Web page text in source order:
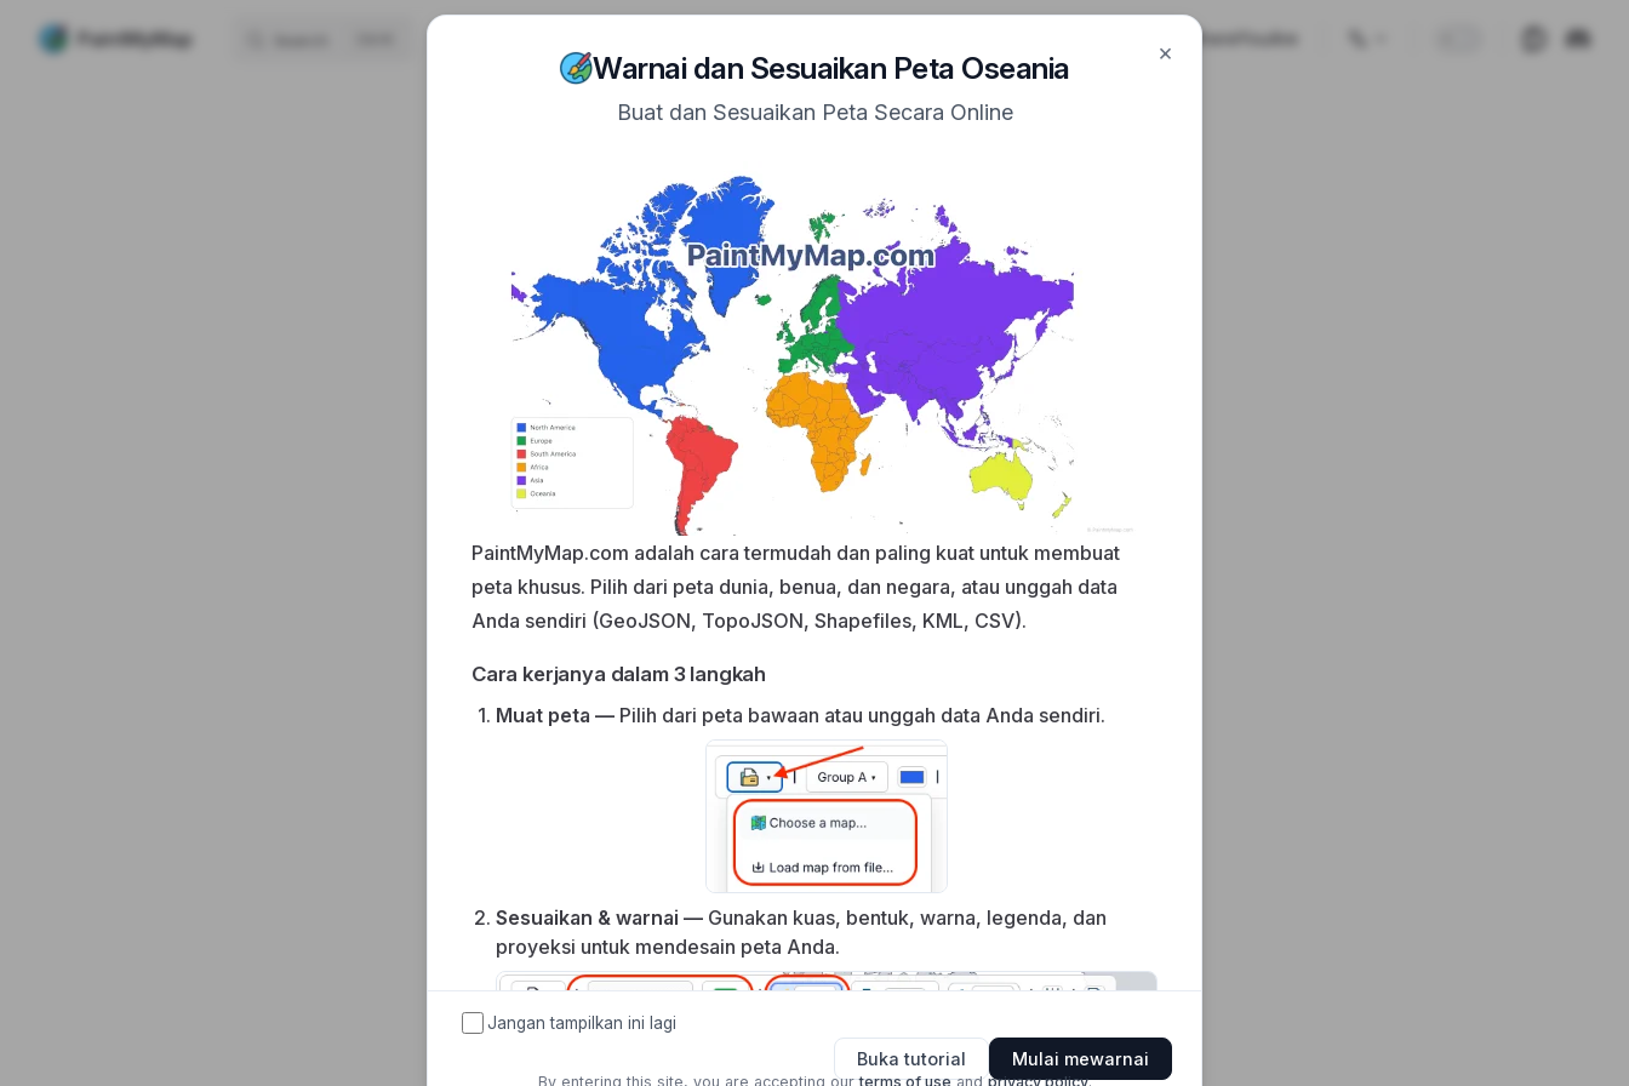
PaintMyMap
Main Navigation
🗺️🕹 GuessWhereYouAre
×
Warnai dan Sesuaikan Peta Oseania
Buat dan Sesuaikan Peta Secara Online
PaintMyMap.com adalah cara termudah dan paling kuat untuk membuat
peta khusus. Pilih dari peta dunia, benua, dan negara, atau unggah data
Anda sendiri (GeoJSON, TopoJSON, Shapefiles, KML, CSV).
Cara kerjanya dalam 3 langkah
Muat peta — Pilih dari peta bawaan atau unggah data Anda sendiri.
Sesuaikan & warnai — Gunakan kuas, bentuk, warna, legenda, dan
proyeksi untuk mendesain peta Anda.
Jangan tampilkan ini lagi
Buka tutorial Mulai mewarnai
By entering this site, you are accepting ourterms of useand privacy policy.